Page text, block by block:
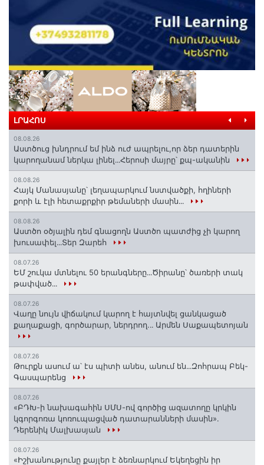
ԼՐԱՀՈՍ
08.08.26
Աստծուց խնդրում եմ ինձ ուժ ապրելու,որ ձեր դատերին
կարողանամ ներկա լինել․․․Հերոսի մայրը՝ քպ-ականին
08.08.26
Հայկ Մանասյանը՝ լեղապարկում նստվածքի, հղիների
քորի և էլի հետաքրքիր թեմաների մասին․․․
08.08.26
Աստծո օծյալին դեմ գնացողն Աստծո պատժից չի կարող
խուսափել․․․Տեր Զարեհ
08.07.26
ԵՄ շուկա մտնելու 50 երանգները․․․Ծիրանը՝ ծառերի տակ
թափված․․․
08.07.26
Վաղը նույն վիճակում կարող է հայտնվել ցանկացած
քաղաքացի, գործարար, ներդրող.․․ Արմեն Սաքապետոյան
08.07.26
Թուրքն ասում ա՝ էս պիտի անես, անում են․․․Զոհրապ Բեկ-
Գասպարենց
08.07.26
«ԲԴԽ-ի նախագահին ՍՄՍ-ով գործից ազատողը կրկին
կգորգոռա կոռուպացված դատարանների մասին».
Դերենիկ Մալխասյան
08.07.26
«Իշխանությունը քայլեր է ձեռնարկում Եկեղեցին իր